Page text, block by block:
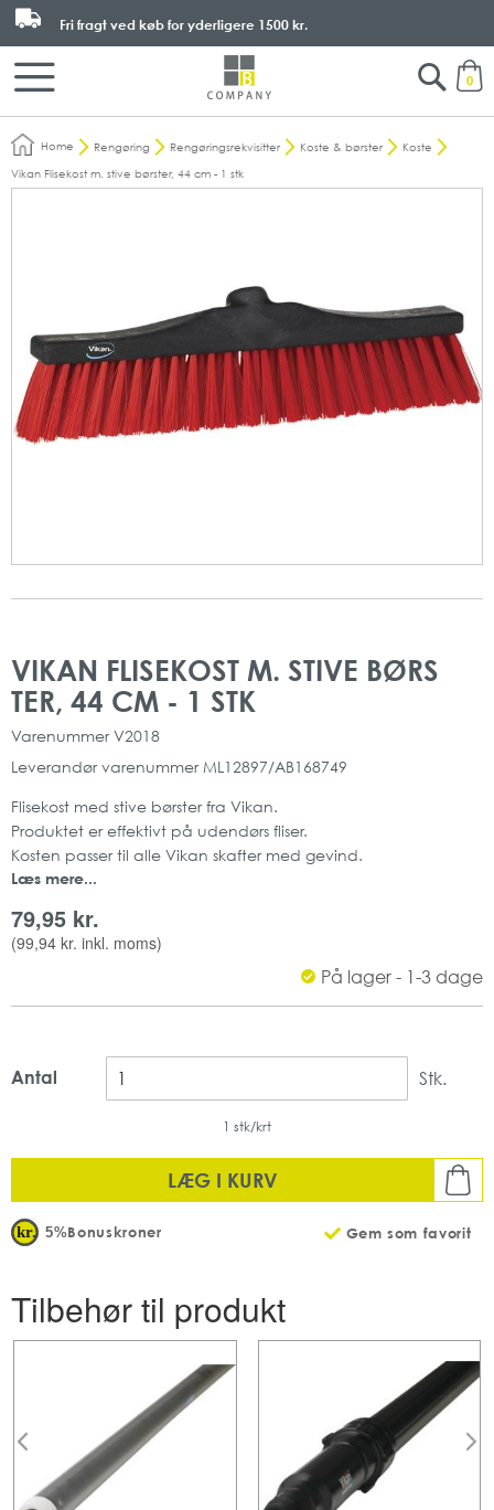
0
Fri fragt ved køb for yderligere 1500 kr.
Search
Home Rengøring Rengøringsrekvisitter Koste & børster
Koste
Vikan Flisekost m. stive børster, 44 cm - 1 stk
VIKAN FLISEKOST M. STIVE BØRS
TER, 44 CM - 1 STK
Varenummer V2018
Leverandør varenummer ML12897/AB168749
Flisekost med stive børster fra Vikan.
Produktet er effektivt på udendørs fliser.
Kosten passer til alle Vikan skafter med gevind.
Kostehovedet måler 44 cm
PP
Mål: 44 cm
Læs mere...
79,95 kr.
(99,94 kr. inkl. moms)
På lager - 1-3 dage
Antal Stk.
1 stk/krt
LÆG I KURV
Gem som favorit
5%Bonuskroner
slutningen
af
billedgalleriet
starten
af
billedgalleriet
Tilbehør til produkt